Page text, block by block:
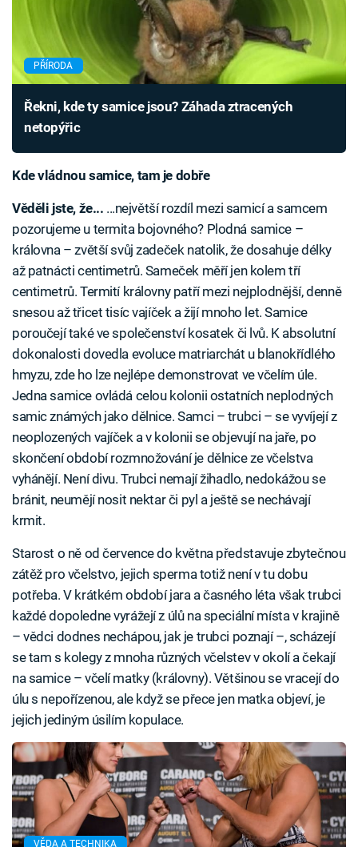
PŘÍRODA
Řekni, kde ty samice jsou? Záhada ztracených
netopýřic
Kde vládnou samice, tam je dobře
Věděli jste, že... ...největší rozdíl mezi samicí a samcem
pozorujeme u termita bojovného? Plodná samice –
královna – zvětší svůj zadeček natolik, že dosahuje délky
až patnácti centimetrů. Sameček měří jen kolem tří
centimetrů. Termití královny patří mezi nejplodnější, denně
snesou až třicet tisíc vajíček a žijí mnoho let. Samice
poroučejí také ve společenství kosatek či lvů. K absolutní
dokonalosti dovedla evoluce matriarchát u blanokřídlého
hmyzu, zde ho lze nejlépe demonstrovat ve včelím úle.
Jedna samice ovládá celou kolonii ostatních neplodných
samic známých jako dělnice. Samci – trubci – se vyvíjejí z
neoplozených vajíček a v kolonii se objevují na jaře, po
skončení období rozmnožování je dělnice ze včelstva
vyhánějí. Není divu. Trubci nemají žihadlo, nedokážou se
bránit, neumějí nosit nektar či pyl a ještě se nechávají
krmit.
Starost o ně od července do května představuje zbytečnou
zátěž pro včelstvo, jejich sperma totiž není v tu dobu
potřeba. V krátkém období jara a časného léta však trubci
každé dopoledne vyrážejí z úlů na speciální místa v krajině
– vědci dodnes nechápou, jak je trubci poznají –, scházejí
se tam s kolegy z mnoha různých včelstev v okolí a čekají
na samice – včelí matky (královny). Většinou se vracejí do
úlu s nepořízenou, ale když se přece jen matka objeví, je
jejich jediným úsilím kopulace.
VĚDA A TECHNIKA